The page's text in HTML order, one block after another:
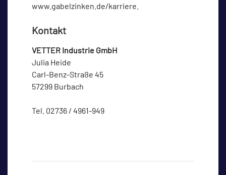
www.gabelzinken.de/karriere.
Kontakt
VETTER Industrie GmbH
Julia Heide
Carl-Benz-Straße 45
57299 Burbach
Tel. 02736 / 4961-949